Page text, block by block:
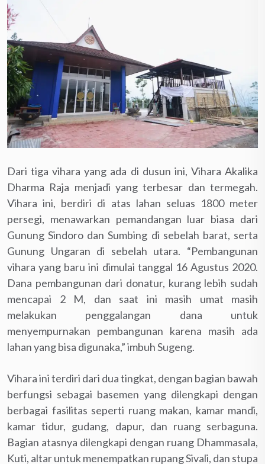
Dari tiga vihara yang ada di dusun ini, Vihara Akalika
Dharma Raja menjadi yang terbesar dan termegah.
Vihara ini, berdiri di atas lahan seluas 1800 meter
persegi, menawarkan pemandangan luar biasa dari
Gunung Sindoro dan Sumbing di sebelah barat, serta
Gunung Ungaran di sebelah utara. “Pembangunan
vihara yang baru ini dimulai tanggal 16 Agustus 2020.
Dana pembangunan dari donatur, kurang lebih sudah
mencapai 2 M, dan saat ini masih umat masih
melakukan penggalangan dana untuk
menyempurnakan pembangunan karena masih ada
lahan yang bisa digunaka,” imbuh Sugeng.
Vihara ini terdiri dari dua tingkat, dengan bagian bawah
berfungsi sebagai basemen yang dilengkapi dengan
berbagai fasilitas seperti ruang makan, kamar mandi,
kamar tidur, gudang, dapur, dan ruang serbaguna.
Bagian atasnya dilengkapi dengan ruang Dhammasala,
Kuti, altar untuk menempatkan rupang Sivali, dan stupa